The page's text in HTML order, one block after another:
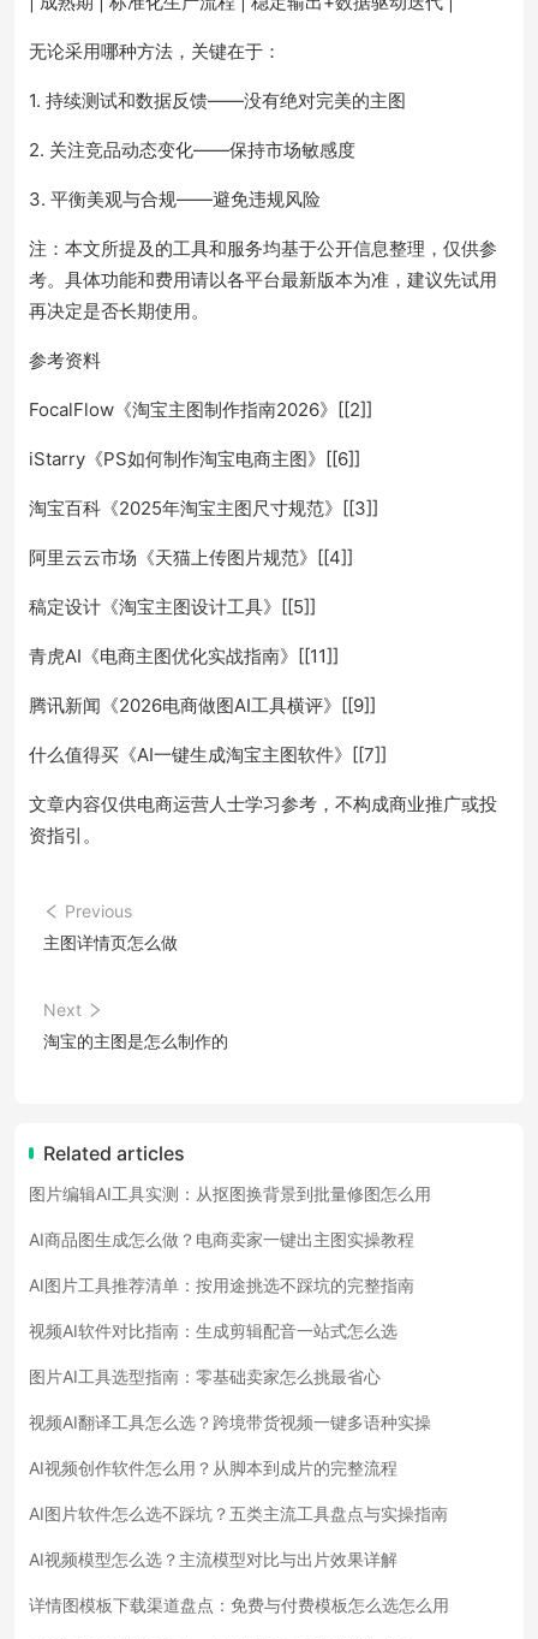
无论采用哪种方法，关键在于：
1. 持续测试和数据反馈——没有绝对完美的主图
2. 关注竞品动态变化——保持市场敏感度
3. 平衡美观与合规——避免违规风险
注：本文所提及的工具和服务均基于公开信息整理，仅供参
考。具体功能和费用请以各平台最新版本为准，建议先试用
再决定是否长期使用。
参考资料
FocalFlow《淘宝主图制作指南2026》[[2]]
iStarry《PS如何制作淘宝电商主图》[[6]]
淘宝百科《2025年淘宝主图尺寸规范》[[3]]
阿里云云市场《天猫上传图片规范》[[4]]
稿定设计《淘宝主图设计工具》[[5]]
青虎AI《电商主图优化实战指南》[[11]]
腾讯新闻《2026电商做图AI工具横评》[[9]]
什么值得买《AI一键生成淘宝主图软件》[[7]]
文章内容仅供电商运营人士学习参考，不构成商业推广或投
资指引。
Previous
主图详情页怎么做
Next
淘宝的主图是怎么制作的
Related articles
图片编辑AI工具实测：从抠图换背景到批量修图怎么用
AI商品图生成怎么做？电商卖家一键出主图实操教程
AI图片工具推荐清单：按用途挑选不踩坑的完整指南
视频AI软件对比指南：生成剪辑配音一站式怎么选
图片AI工具选型指南：零基础卖家怎么挑最省心
视频AI翻译工具怎么选？跨境带货视频一键多语种实操
AI视频创作软件怎么用？从脚本到成片的完整流程
AI图片软件怎么选不踩坑？五类主流工具盘点与实操指南
AI视频模型怎么选？主流模型对比与出片效果详解
详情图模板下载渠道盘点：免费与付费模板怎么选怎么用